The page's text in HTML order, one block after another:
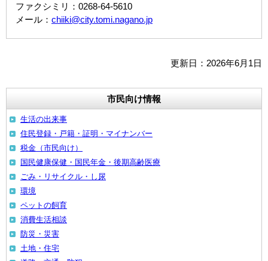
ファクシミリ：0268-64-5610
メール： chiiki@city.tomi.nagano.jp
更新日：2026年6月1日
市民向け情報
生活の出来事
住民登録・戸籍・証明・マイナンバー
税金（市民向け）
国民健康保健・国民年金・後期高齢医療
ごみ・リサイクル・し尿
環境
ペットの飼育
消費生活相談
防災・災害
土地・住宅